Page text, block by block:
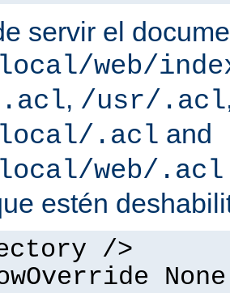
servir el
web/
, /usr/.acl
.acl and
web/.acl
estén
/>
None